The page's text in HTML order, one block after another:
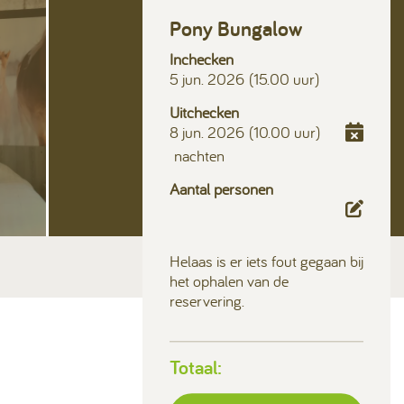
Volg ons op social media
Pony Bungalow
Inchecken
5 jun. 2026 (15.00 uur)
Uitchecken
8 jun. 2026 (10.00 uur)
nachten
Aantal personen
Helaas is er iets fout gegaan bij
het ophalen van de
reservering.
Totaal: